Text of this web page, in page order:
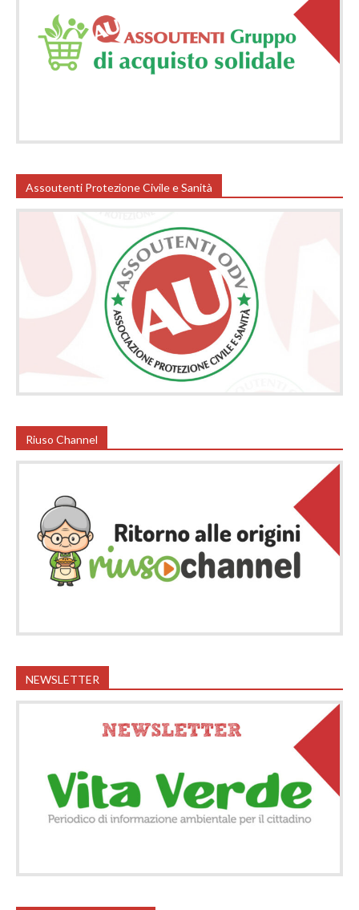
Assoutenti Protezione Civile e Sanità
Riuso Channel
NEWSLETTER